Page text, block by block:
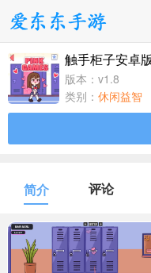
手游分类
卡牌回合
1百+款手游
体育竞速
1百+款手游
触手柜子安卓版
版本：v1.8
类别： 休闲益智
简介 评论